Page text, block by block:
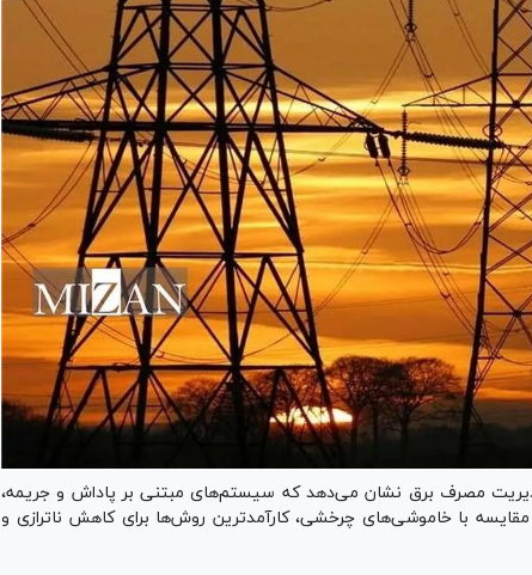
مصرف برق نشان می‌دهد که سیستم‌های مبتنی بر پاداش و جریمه،
با خاموشی‌های چرخشی، کارآمدترین روش‌ها برای کاهش ناترازی و